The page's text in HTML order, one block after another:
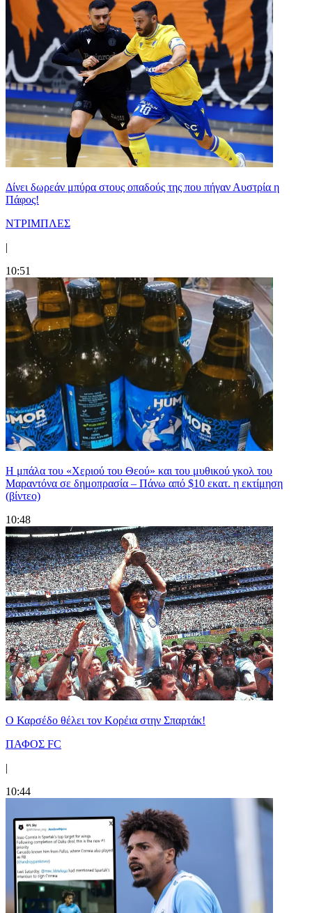
Δίνει δωρεάν μπύρα στους οπαδούς της που πήγαν Αυστρία η
Πάφος!
ΝΤΡΙΜΠΛΕΣ
|
10:51
Η μπάλα του «Χεριού του Θεού» και του μυθικού γκολ του
Μαραντόνα σε δημοπρασία – Πάνω από $10 εκατ. η εκτίμηση
(βίντεο)
10:48
Ο Καρσέδο θέλει τον Κορέια στην Σπαρτάκ!
ΠΑΦΟΣ FC
|
10:44